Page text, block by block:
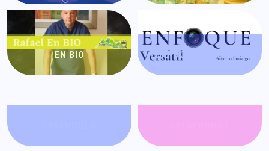
EN BIO ENFOQUE VERSÁTIL